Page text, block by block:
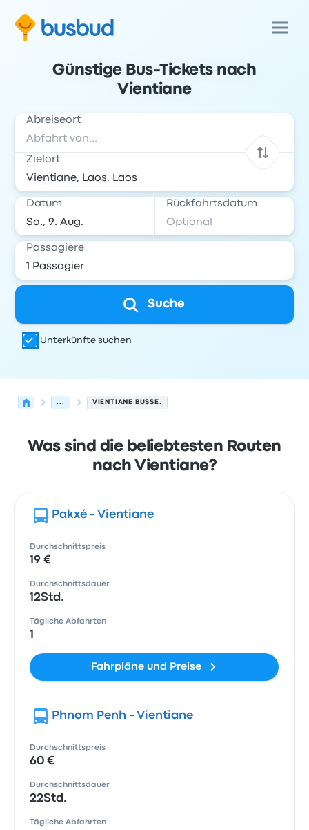
Günstige Bus-Tickets nach
Vientiane
Abreiseort
Zielort
Datum Rückfahrtsdatum
Passagiere
Suche
Unterkünfte suchen
... VIENTIANE BUSSE.
Was sind die beliebtesten Routen
nach Vientiane?
Pakxé - Vientiane
Durchschnittspreis
19 €
Durchschnittsdauer
12Std.
Tägliche Abfahrten
1
Fahrpläne und Preise
Phnom Penh - Vientiane
Durchschnittspreis
60 €
Durchschnittsdauer
22Std.
Tägliche Abfahrten